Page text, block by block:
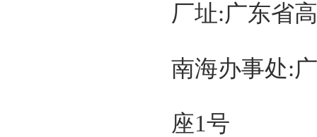
厂址:广东
南海办事处:
座1号